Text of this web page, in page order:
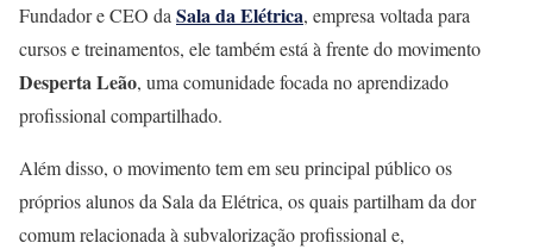
Fundador e CEO daSala da Elétrica, empresa voltada para
cursos e treinamentos, ele também está à frente do movimento
Desperta Leão, uma comunidade focada no aprendizado
profissional compartilhado.
Além disso, o movimento tem em seu principal público os
próprios alunos da Sala da Elétrica, os quais partilham da dor
comum relacionada à subvalorização profissional e,